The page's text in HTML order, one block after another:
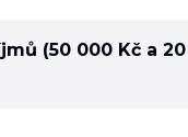
(50 000 Kč a